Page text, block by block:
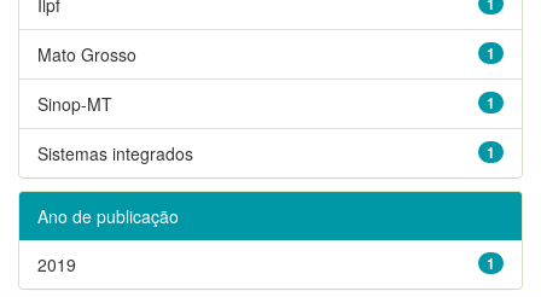
1
Mato Grosso
1
Sinop-MT
1
Sistemas integrados
Ano de publicação
1
2019